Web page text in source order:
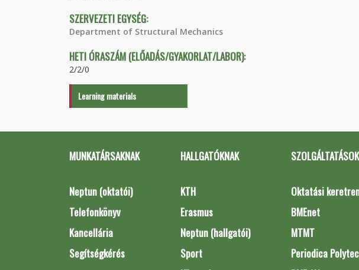
SZERVEZETI EGYSÉG:
Department of Structural Mechanics
HETI ÓRASZÁM (ELŐADÁS/GYAKORLAT/LABOR):
2/2/0
Learning materials
MUNKATÁRSAKNAK
Neptun (oktatói)
Telefonkönyv
Kancellária
Segítségkérés
HALLGATÓKNAK
KTH
Erasmus
Neptun (hallgatói)
Sport
SZOLGÁLTATÁSOK
Oktatási
BMEnet
MTMT
Periodica